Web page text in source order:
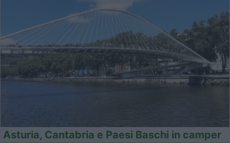
Asturia, Cantabria e Paesi Baschi in camper